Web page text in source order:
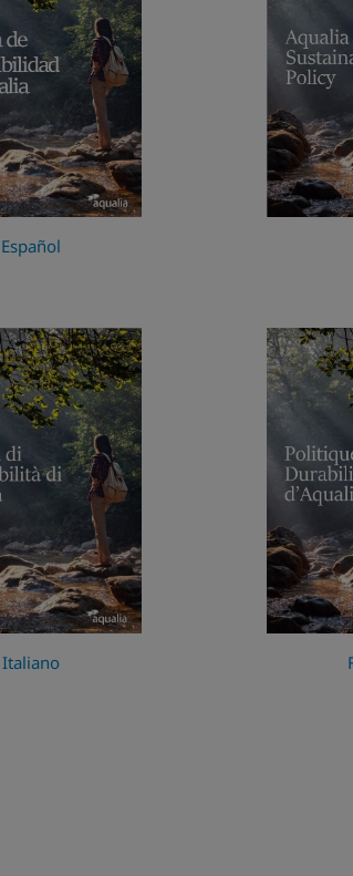
Español
Italiano